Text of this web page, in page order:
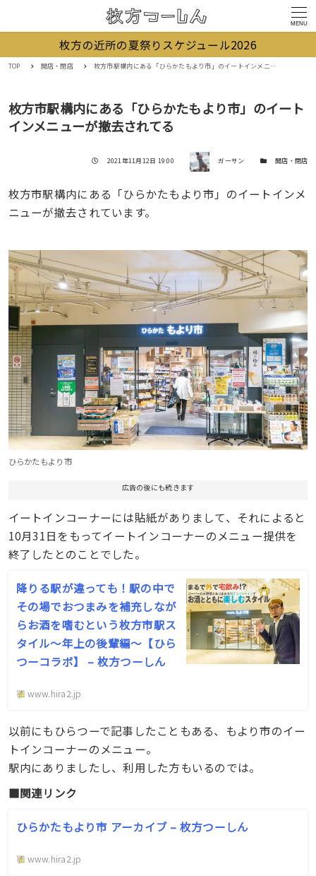
MENU
枚方の近所の夏祭りスケジュール2026
TOP 開店・閉店 枚方市駅構内にある「ひらかたもより市」のイートインメニューが撤去されてる
枚方市駅構内にある「ひらかたもより市」のイート
インメニューが撤去されてる
投稿日
2021年11月12日 19:00 著者 ガーサン カテゴリー開店・閉店
枚方市駅構内にある「ひらかたもより市」のイートインメ
ニューが撤去されています。
ひらかたもより市
広告の後にも続きます
イートインコーナーには貼紙がありまして、それによると
10月31日をもってイートインコーナーのメニュー提供を
終了したとのことでした。
降りる駅が違っても！駅の中で
その場でおつまみを補充しなが
らお酒を嗜むという枚方市駅ス
タイル〜年上の後輩編〜【ひら
つーコラボ】 – 枚方つーしん
www.hira2.jp
以前にもひらつーで記事したこともある、もより市のイー
トインコーナーのメニュー。
駅内にありましたし、利用した方もいるのでは。
■関連リンク
ひらかたもより市 アーカイブ – 枚方つーしん
www.hira2.jp